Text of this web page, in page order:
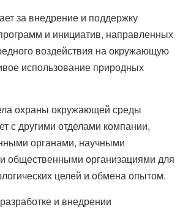
за внедрение и поддержку
и инициатив, направленных
воздействия на окружающую
использование природных
охраны окружающей среды
с другими отделами компании,
органами, научными
общественными организациями для
целей и обмена опытом.
и внедрении